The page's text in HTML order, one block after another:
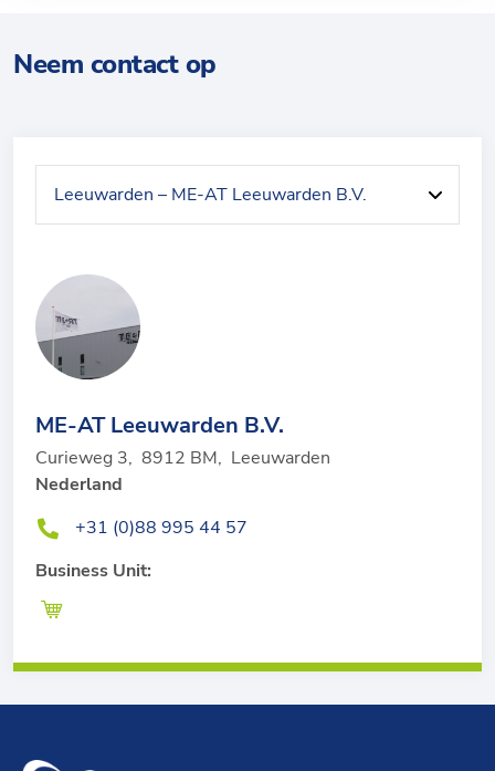
Neem contact op
ME-AT Leeuwarden B.V.
Curieweg 3, 8912 BM, Leeuwarden
Nederland
+31 (0)88 995 44 57
Business Unit: